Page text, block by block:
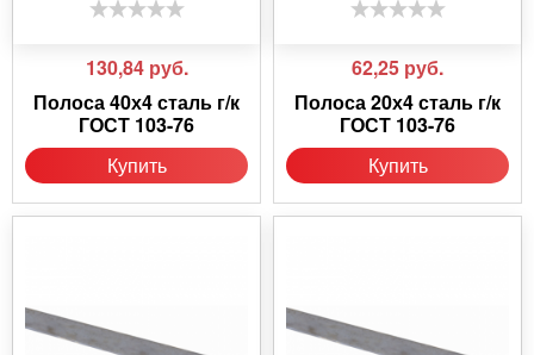
130,84 руб.
Полоса 40х4 сталь г/к
ГОСТ 103-76
Купить
62,25 руб.
Полоса 20х4 сталь г/к
ГОСТ 103-76
Купить